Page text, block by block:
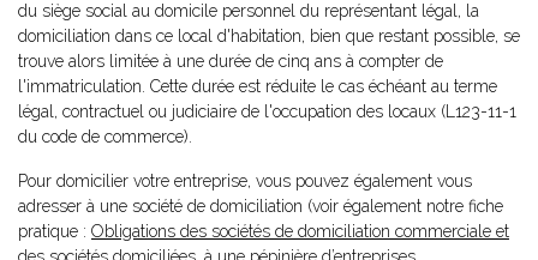
du siège social au domicile personnel du représentant légal, la
domiciliation dans ce local d'habitation, bien que restant possible, se
trouve alors limitée à une durée de cinq ans à compter de
l'immatriculation. Cette durée est réduite le cas échéant au terme
légal, contractuel ou judiciaire de l'occupation des locaux (L123-11-1
du code de commerce).
Pour domicilier votre entreprise, vous pouvez également vous
adresser à une société de domiciliation (voir également notre fiche
pratique : Obligations des sociétés de domiciliation commerciale et